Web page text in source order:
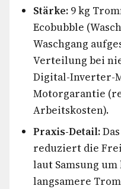
Stärke: 9 kg
Ecobubble
Waschgang
Verteilung bei
Digital-Inverter-
Motorgarantie
Arbeitskosten).
Praxis-Detail:
reduziert die
laut Samsung
langsamere